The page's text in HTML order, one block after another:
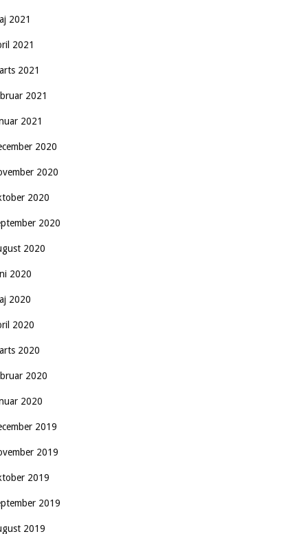
2021
2021
2021
2021
2021
2020
2020
2020
2020
2020
2020
2020
2020
2020
2020
2020
2019
2019
2019
2019
2019